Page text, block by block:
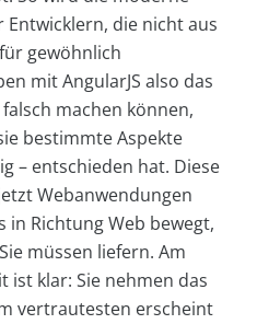
die nicht aus
gewöhnlich
mit AngularJS also das
machen können,
bestimmte Aspekte
– entschieden hat. Diese
Webanwendungen
in Richtung Web bewegt,
müssen liefern. Am
ist klar: Sie nehmen das
vertrautesten erscheint